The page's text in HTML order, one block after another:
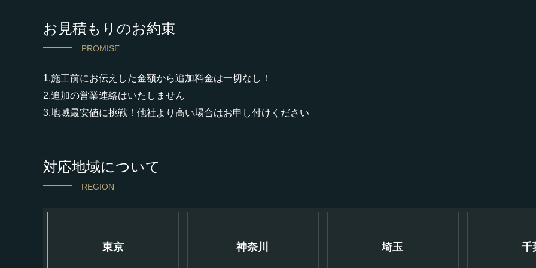
お見積もりのお約束
PROMISE
1.施工前にお伝えした金額から追加料金は一切なし！
2.追加の営業連絡はいたしません
3.地域最安値に挑戦！他社より高い場合はお申し付けください
対応地域について
REGION
東京 神奈川 埼玉 千